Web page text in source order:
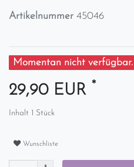
Artikelnummer 45046
Momentan nicht verfügbar.
29,90 EUR *
Inhalt 1 Stück
Wunschliste